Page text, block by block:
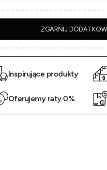
ZGARNIJ
Inspirujące produkty
Oferujemy raty 0%